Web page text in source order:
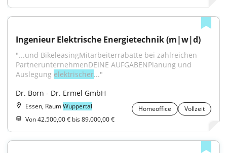
Ingenieur Elektrische Energietechnik (m|w|d)
"...und BikeleasingMitarbeiterrabatte bei zahlreichen
PartnerunternehmenDEINE AUFGABENPlanung und
Auslegung elektrischer..."
Dr. Born - Dr. Ermel GmbH
Essen, RaumWuppertal Homeoffice
Vollzeit
Von 42.500,00 € bis 89.000,00 €